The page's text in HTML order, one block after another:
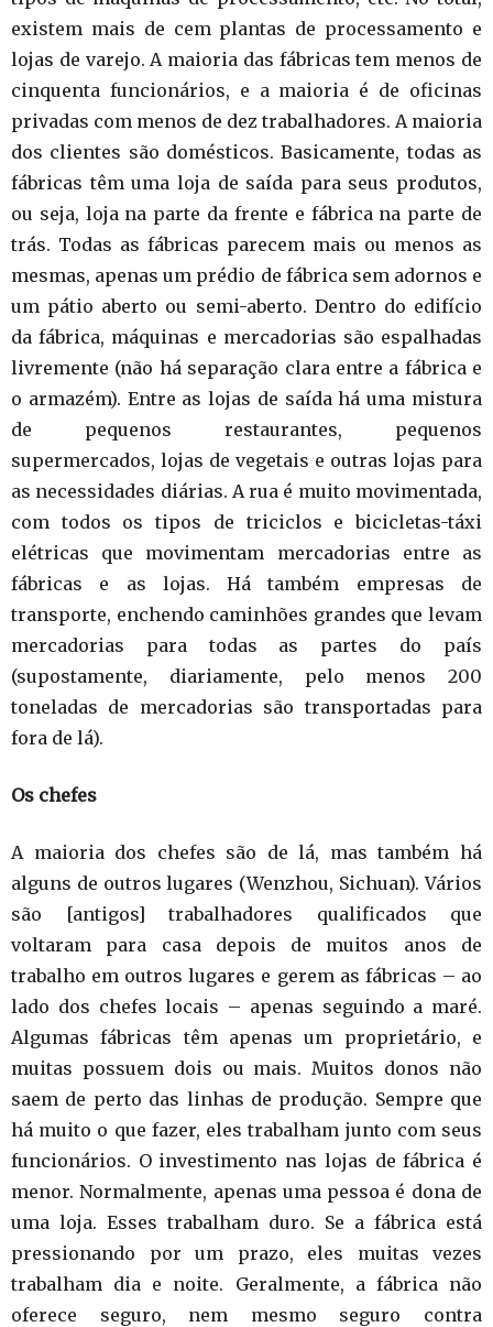
existem mais de cem plantas de processamento e
lojas de varejo. A maioria das fábricas tem menos de
cinquenta funcionários, e a maioria é de oficinas
privadas com menos de dez trabalhadores. A maioria
dos clientes são domésticos. Basicamente, todas as
fábricas têm uma loja de saída para seus produtos,
ou seja, loja na parte da frente e fábrica na parte de
trás. Todas as fábricas parecem mais ou menos as
mesmas, apenas um prédio de fábrica sem adornos e
um pátio aberto ou semi-aberto. Dentro do edifício
da fábrica, máquinas e mercadorias são espalhadas
livremente (não há separação clara entre a fábrica e
o armazém). Entre as lojas de saída há uma mistura
de pequenos restaurantes, pequenos
supermercados, lojas de vegetais e outras lojas para
as necessidades diárias. A rua é muito movimentada,
com todos os tipos de triciclos e bicicletas-táxi
elétricas que movimentam mercadorias entre as
fábricas e as lojas. Há também empresas de
transporte, enchendo caminhões grandes que levam
mercadorias para todas as partes do país
(supostamente, diariamente, pelo menos 200
toneladas de mercadorias são transportadas para
fora de lá).
Os chefes
A maioria dos chefes são de lá, mas também há
alguns de outros lugares (Wenzhou, Sichuan). Vários
são [antigos] trabalhadores qualificados que
voltaram para casa depois de muitos anos de
trabalho em outros lugares e gerem as fábricas – ao
lado dos chefes locais – apenas seguindo a maré.
Algumas fábricas têm apenas um proprietário, e
muitas possuem dois ou mais. Muitos donos não
saem de perto das linhas de produção. Sempre que
há muito o que fazer, eles trabalham junto com seus
funcionários. O investimento nas lojas de fábrica é
menor. Normalmente, apenas uma pessoa é dona de
uma loja. Esses trabalham duro. Se a fábrica está
pressionando por um prazo, eles muitas vezes
trabalham dia e noite. Geralmente, a fábrica não
oferece seguro, nem mesmo seguro contra